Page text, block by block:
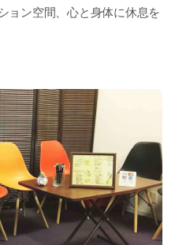
ョン空間、心と身体に休息を